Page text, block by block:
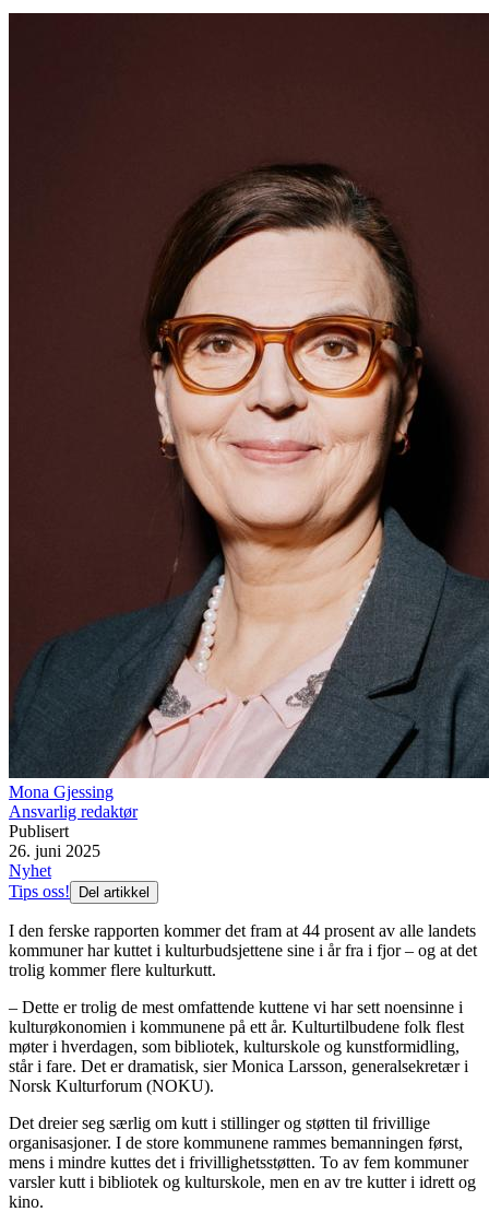
Mona Gjessing
Ansvarlig redaktør
Publisert
26. juni 2025
Nyhet
Tips oss!
Del artikkel
I den ferske rapporten kommer det fram at 44 prosent av alle landets
kommuner har kuttet i kulturbudsjettene sine i år fra i fjor – og at det
trolig kommer flere kulturkutt.
– Dette er trolig de mest omfattende kuttene vi har sett noensinne i
kulturøkonomien i kommunene på ett år. Kulturtilbudene folk flest
møter i hverdagen, som bibliotek, kulturskole og kunstformidling,
står i fare. Det er dramatisk, sier Monica Larsson, generalsekretær i
Norsk Kulturforum (NOKU).
Det dreier seg særlig om kutt i stillinger og støtten til frivillige
organisasjoner. I de store kommunene rammes bemanningen først,
mens i mindre kuttes det i frivillighetsstøtten. To av fem kommuner
varsler kutt i bibliotek og kulturskole, men en av tre kutter i idrett og
kino.